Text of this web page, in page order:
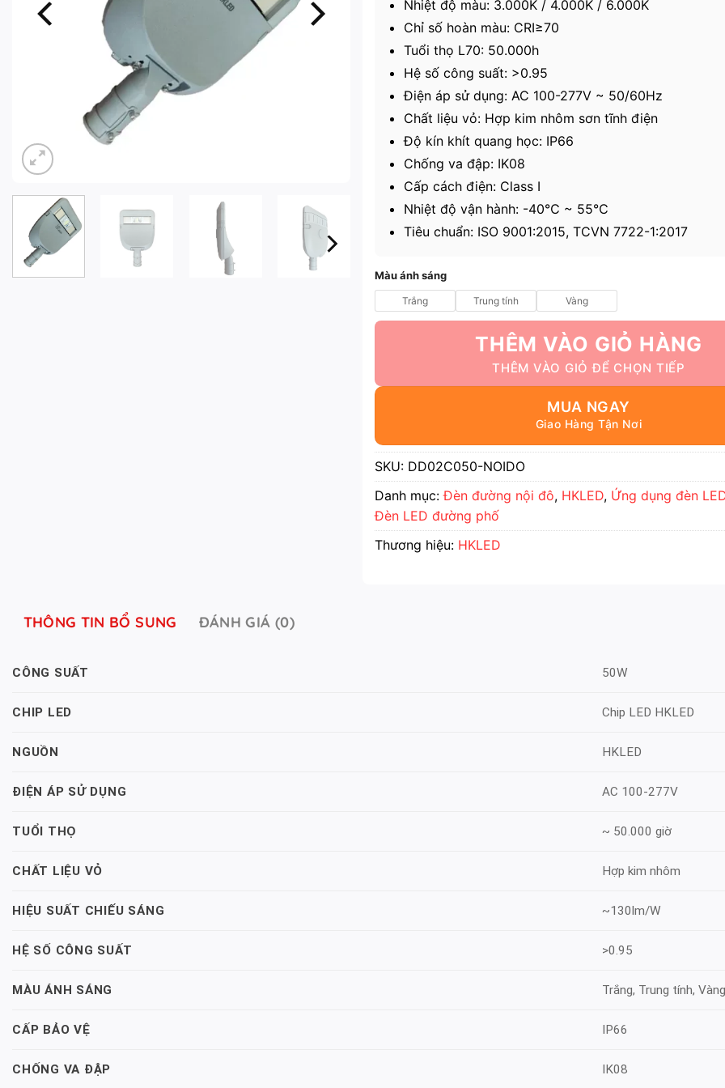
Nhiệt độ màu: 3.000K / 4.000K / 6.000K
Chỉ số hoàn màu: CRI≥70
Tuổi thọ L70: 50.000h
Hệ số công suất: >0.95
Điện áp sử dụng: AC 100-277V ~ 50/60Hz
Chất liệu vỏ: Hợp kim nhôm sơn tĩnh điện
Độ kín khít quang học: IP66
Chống va đập: IK08
Cấp cách điện: Class I
Nhiệt độ vận hành: -40℃ ~ 55℃
Tiêu chuẩn: ISO 9001:2015, TCVN 7722-1:2017
Màu ánh sáng
Trắng Trung tính Vàng
THÊM VÀO GIỎ HÀNG
MUA NGAY
SKU: DD02C050-NOIDO
Danh mục:Đèn đường nội đô, HKLED, Ứng dụng đèn
Đèn LED đường phố
Thương hiệu: HKLED
THÔNG TIN BỔ SUNG ĐÁNH GIÁ (0)
CÔNG SUẤT 50W
CHIP LED Chip LED HKLED
NGUỒN HKLED
ĐIỆN ÁP SỬ DỤNG AC 100-277V
TUỔI THỌ ~ 50.000 giờ
CHẤT LIỆU VỎ Hợp kim nhôm
HIỆU SUẤT CHIẾU SÁNG ~130lm/W
HỆ SỐ CÔNG SUẤT >0.95
MÀU ÁNH SÁNG Trắng, Trung tính, Vàng
CẤP BẢO VỆ IP66
CHỐNG VA ĐẬP IK08